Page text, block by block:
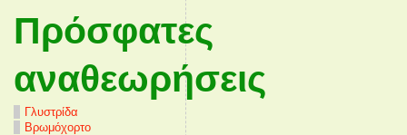
Πρόσφατες
αναθεωρήσεις
Γλυστρίδα
Βρωμόχορτο